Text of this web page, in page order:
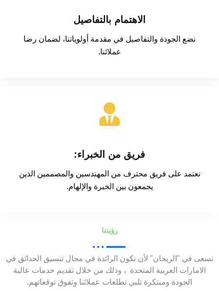
الاهتمام بالتفاصيل
نضع الجودة والتفاصيل في مقدمة أولوياتنا، لضمان رضا
عملائنا.
فريق من الخبراء:
نعتمد على فريق محترف من المهندسين والمصممين الذين
يجمعون بين الخبرة والإلهام.
رؤيتنا
نسعى في "الريحان" لأن نكون الرائدة في مجال تنسيق الحدائق في
الامارات العربية المتحدة ، وذلك من خلال تقديم خدمات عالية
الجودة ومبتكرة تلبي تطلعات عملائنا وتفوق توقعاتهم.